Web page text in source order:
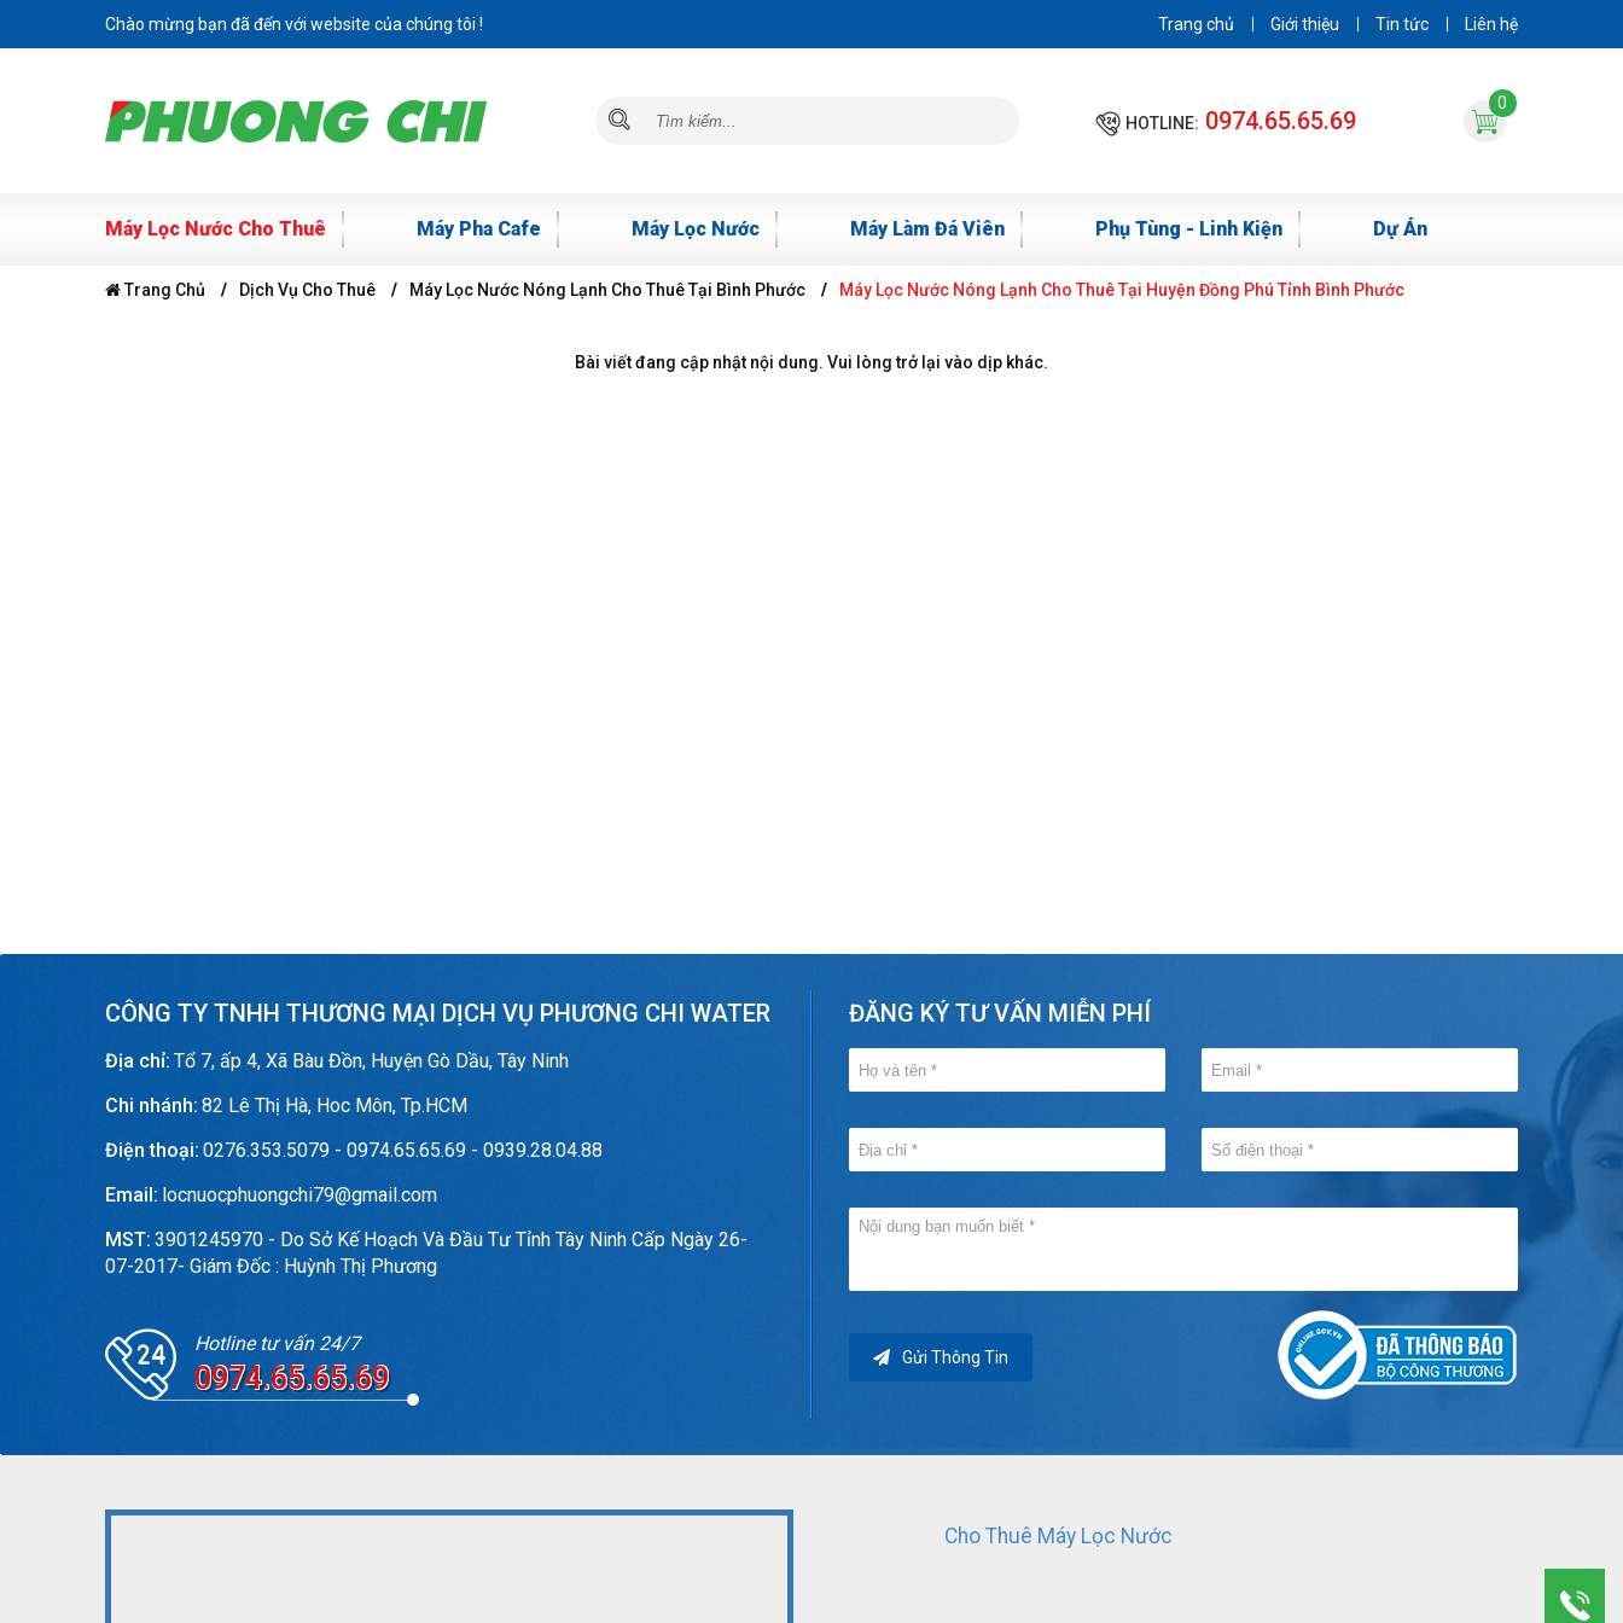
Chào mừng bạn đã đến với website của chúng tôi ! Trang chủ Giới thiệu Tin tức Liên hệ
HOTLINE: 0974.65.65.69
0
Máy Lọc Nước Cho Thuê Máy Pha Cafe Máy Lọc Nước Máy Làm Đá Viên Phụ Tùng - Linh Kiện Dự Án
Trang Chủ Dịch Vụ Cho Thuê Máy Lọc Nước Nóng Lạnh Cho Thuê Tại Bình Phước Máy Lọc Nước Nóng Lạnh Cho Thuê Tại Huyện Đồng Phú Tỉnh Bình Phước
Bài viết đang cập nhật nội dung. Vui lòng trở lại vào dịp khác.
CÔNG TY TNHH THƯƠNG MẠI DỊCH VỤ PHƯƠNG CHI WATER
Địa chỉ: Tổ 7, ấp 4, Xã Bàu Đồn, Huyện Gò Dầu, Tây Ninh
Chi nhánh: 82 Lê Thị Hà, Hoc Môn, Tp.HCM
Điện thoại: 0276.353.5079 - 0974.65.65.69 - 0939.28.04.88
Email: locnuocphuongchi79@gmail.com
MST: 3901245970 - Do Sở Kế Hoạch Và Đầu Tư Tỉnh Tây Ninh Cấp Ngày 26-
07-2017- Giám Đốc : Huỳnh Thị Phương
Hotline tư vấn 24/7
0974.65.65.69
ĐĂNG KÝ TƯ VẤN MIỄN PHÍ
Gửi Thông Tin
Cho Thuê Máy Lọc Nước